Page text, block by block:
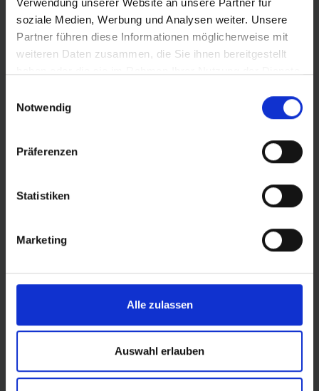
Verwendung unserer Website an unsere Partner für
soziale Medien, Werbung und Analysen weiter. Unsere
Partner führen diese Informationen möglicherweise mit
weiteren Daten zusammen, die Sie ihnen bereitgestellt
Notwendig
Präferenzen
Statistiken
Marketing
Alle zulassen
Auswahl erlauben
© LOTTO Sachsen-Anhalt